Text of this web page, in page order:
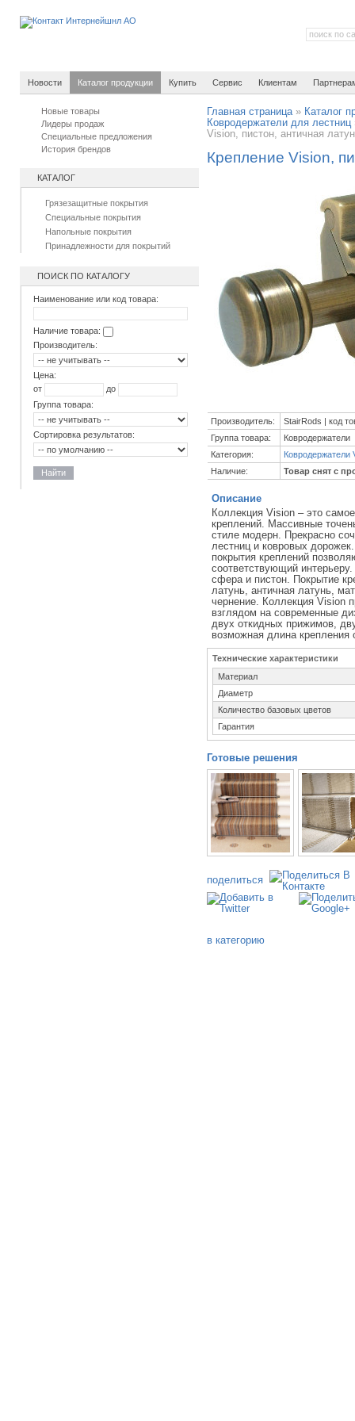
Новости Каталог продукции Купить Сервис Клиентам
Новые товары
Лидеры продаж
Специальные предложения
История брендов
КАТАЛОГ
Грязезащитные покрытия
Специальные покрытия
Напольные покрытия
Принадлежности для покрытий
ПОИСК ПО КАТАЛОГУ
Наименование или код товара:
Наличие товара:
Производитель:
Цена:
от
до
Группа товара:
Сортировка результатов:
Найти
Главная страница» Каталог
Ковродержатели для лестниц
Vision, пистон, античная
Крепление Vision,
Производитель:
StairRods | код
Группа товара:
Ковродержатели
Категория:
Ковродержатели
Наличие:
Товар снят с
Описание
Коллекция Vision – это
креплений. Массивные
стиле модерн. Прекрасно
лестниц и ковровых
покрытия креплений
соответствующий
сфера и пистон. Покрытие
латунь, античная латунь,
чернение. Коллекция Vision
взглядом на современные
двух откидных прижимов,
возможная длина крепления
Технические характеристики
Материал
Диаметр
Количество базовых цветов
Гарантия
Готовые решения
поделиться
в категорию